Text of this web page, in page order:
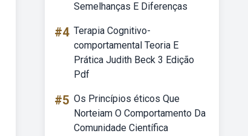
Semelhanças E Diferenças
#4 Terapia Cognitivo-
comportamental Teoria E
Prática Judith Beck 3 Edição
Pdf
#5 Os Princípios éticos Que
Norteiam O Comportamento Da
Comunidade Científica